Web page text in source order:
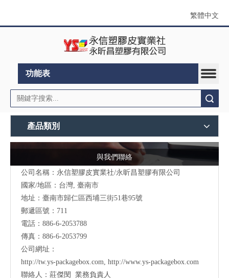
繁體中文
功能表
產品類別
與我們聯絡
公司名稱：永信塑膠皮實業社/永昕昌塑膠有限公司
國家/地區：台灣, 臺南市
地址： 臺南市歸仁區西埔三街51巷95號
郵遞區號：711
電話：886-6-2053788
傳真：886-6-2053799
公司網址：
http://tw.ys-packagebox.com http://www.ys-packagebox.com
聯絡人：莊傑閔 業務負責人